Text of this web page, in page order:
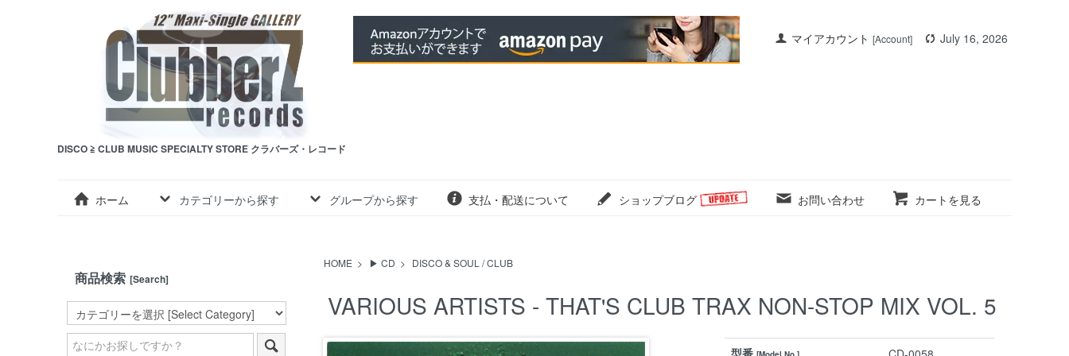
マイアカウント [Account] July 16, 2026
DISCO ≧ CLUB MUSIC SPECIALTY STORE クラバーズ・レコード
ホーム カテゴリーから探す グループから探す 支払・配送について ショップブログ お問い合わせ カートを見る
HOME > ▶ CD > DISCO & SOUL / CLUB
VARIOUS ARTISTS - THAT'S CLUB TRAX NON-STOP MIX VOL. 5
商品検索 [Search]